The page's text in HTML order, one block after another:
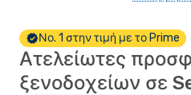
Νο. 1 στην τιμή με το Prime
Ατελείωτες
ξενοδοχείων σε